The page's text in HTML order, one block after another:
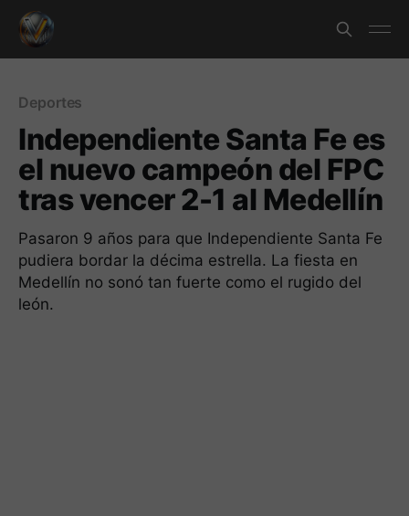
Deportes
Independiente Santa Fe es
el nuevo campeón del FPC
tras vencer 2-1 al Medellín
Pasaron 9 años para que Independiente Santa Fe
pudiera bordar la décima estrella. La fiesta en
Medellín no sonó tan fuerte como el rugido del
león.